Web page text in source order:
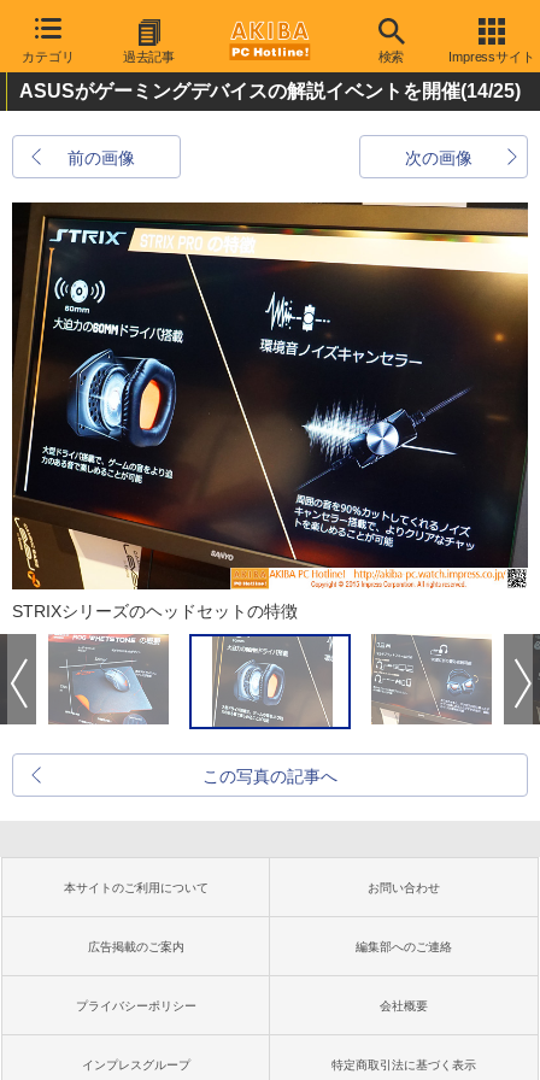
カテゴリ 過去記事 検索 Impressサイト
ASUSがゲーミングデバイスの解説イベントを開催(14/25)
前の画像 次の画像
STRIXシリーズのヘッドセットの特徴
この写真の記事へ
本サイトのご利用について お問い合わせ
広告掲載のご案内 編集部へのご連絡
プライバシーポリシー 会社概要
インプレスグループ 特定商取引法に基づく表示